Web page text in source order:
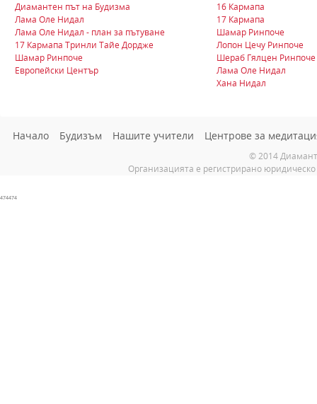
Диамантен път на Будизма
Лама Оле Нидал
Лама Оле Нидал - план за пътуване
17 Кармапа Тринли Тайе Дордже
Шамар Ринпоче
Европейски Център
16 Кармапа
17 Кармапа
Шамар Ринпоче
Лопон Цечу Ринпоче
Шераб Гялцен Ринпоче
Лама Оле Нидал
Хана Нидал
Начало Будизъм Нашите учители Центрове за
© 2014
Организацията е регистрирано
474474